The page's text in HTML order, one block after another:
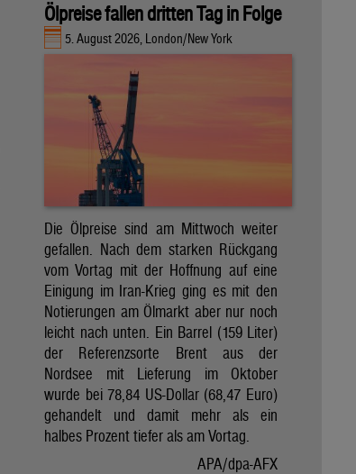
Ölpreise fallen dritten Tag in Folge
5. August 2026, London/New York
Die Ölpreise sind am Mittwoch weiter
gefallen. Nach dem starken Rückgang
vom Vortag mit der Hoffnung auf eine
Einigung im Iran-Krieg ging es mit den
Notierungen am Ölmarkt aber nur noch
leicht nach unten. Ein Barrel (159 Liter)
der Referenzsorte Brent aus der
Nordsee mit Lieferung im Oktober
wurde bei 78,84 US-Dollar (68,47 Euro)
gehandelt und damit mehr als ein
halbes Prozent tiefer als am Vortag.
APA/dpa-AFX